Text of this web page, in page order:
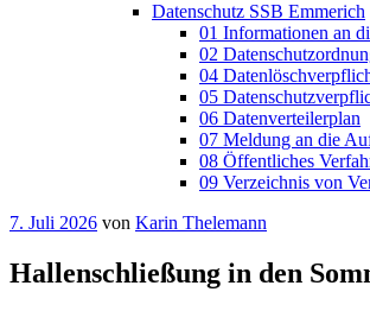
Datenschutz SSB Emmerich
01 Informationen an
02
04
05
06 Datenverteilerplan
07 Meldung an die
08 Öffentliches
09 Verzeichnis von
Veröffentlicht
7. Juli 2026 von Karin Thelemann
Hallenschließung in den